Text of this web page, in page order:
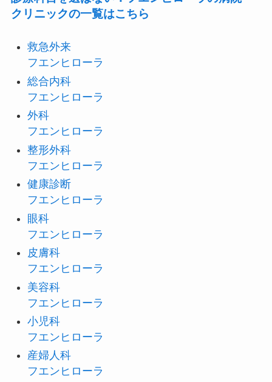
クリニックの一覧はこちら
救急外来
フエンヒローラ
総合内科
フエンヒローラ
外科
フエンヒローラ
整形外科
フエンヒローラ
健康診断
フエンヒローラ
眼科
フエンヒローラ
皮膚科
フエンヒローラ
美容科
フエンヒローラ
小児科
フエンヒローラ
産婦人科
フエンヒローラ